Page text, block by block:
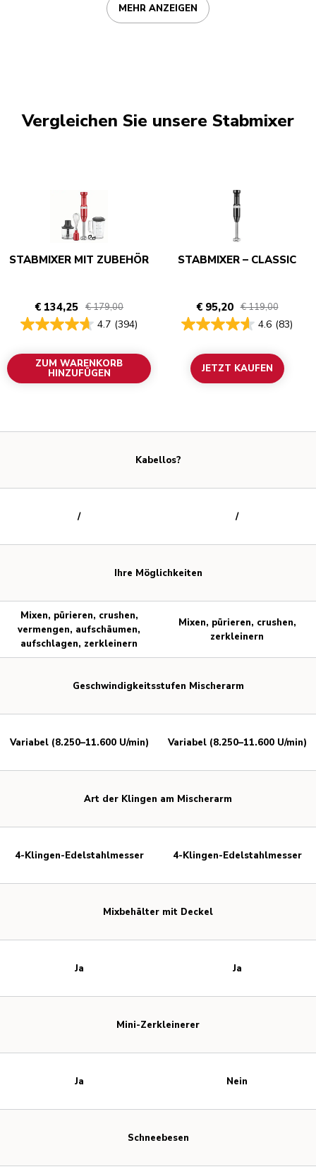
MEHR ANZEIGEN
Vergleichen Sie unsere Stabmixer
STABMIXER MIT ZUBEHÖR
€ 134,25 € 179,00
4.7 (394)
ZUM WARENKORB
HINZUFÜGEN
STABMIXER – CLASSIC
€ 95,20 € 119,00
4.6 (83)
JETZT KAUFEN
Kabellos?
Ihre Möglichkeiten
Geschwindigkeitsstufen Mischerarm
Art der Klingen am Mischerarm
Mixbehälter mit Deckel
Mini-Zerkleinerer
Schneebesen
/
Mixen, pürieren, crushen,
vermengen, aufschäumen,
aufschlagen, zerkleinern
Variabel (8.250–11.600 U/min)
4-Klingen-Edelstahlmesser
Ja
Ja
/
Mixen, pürieren, crushen,
zerkleinern
Variabel (8.250–11.600 U/min)
4-Klingen-Edelstahlmesser
Ja
Nein